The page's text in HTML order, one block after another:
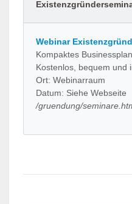
Webinar
Kompaktes
Kostenlos, bequem und
Ort: Webinarraum
Datum: Siehe Webseite
/gruendung/